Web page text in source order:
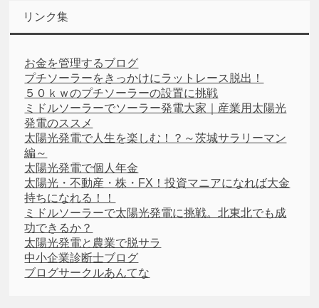
リンク集
お金を管理するブログ
プチソーラーをきっかけにラットレース脱出！
５０ｋｗのプチソーラーの設置に挑戦
ミドルソーラーでソーラー発電大家｜産業用太陽光
発電のススメ
太陽光発電で人生を楽しむ！？～茨城サラリーマン
編～
太陽光発電で個人年金
太陽光・不動産・株・FX！投資マニアになれば大金
持ちになれる！！
ミドルソーラーで太陽光発電に挑戦。北東北でも成
功できるか？
太陽光発電と農業で脱サラ
中小企業診断士ブログ
ブログサークルあんてな